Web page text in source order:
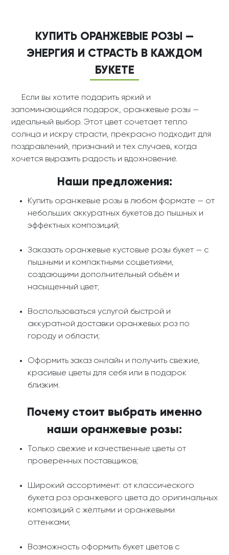
КУПИТЬ ОРАНЖЕВЫЕ РОЗЫ —
ЭНЕРГИЯ И СТРАСТЬ В КАЖДОМ
БУКЕТЕ
Если вы хотите подарить яркий и
запоминающийся подарок, оранжевые розы —
идеальный выбор. Этот цвет сочетает тепло
солнца и искру страсти, прекрасно подходит для
поздравлений, признаний и тех случаев, когда
хочется выразить радость и вдохновение.
Наши предложения:
Купить оранжевые розы в любом формате — от
небольших аккуратных букетов до пышных и
эффектных композиций;
Заказать оранжевые кустовые розы букет — с
пышными и компактными соцветиями,
создающими дополнительный объём и
насыщенный цвет;
Воспользоваться услугой быстрой и
аккуратной доставки оранжевых роз по
городу и области;
Оформить заказ онлайн и получить свежие,
красивые цветы для себя или в подарок
близким.
Почему стоит выбрать именно
наши оранжевые розы:
Только свежие и качественные цветы от
проверенных поставщиков;
Широкий ассортимент: от классического
букета роз оранжевого цвета до оригинальных
композиций с жёлтыми и оранжевыми
оттенками;
Возможность оформить букет цветов с